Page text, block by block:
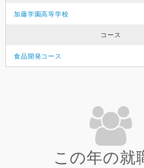
加藤学園高等学校
コース
食品開発コース
この年の就